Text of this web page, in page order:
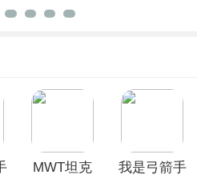
时空英雄
MWT坦克
我是弓箭手